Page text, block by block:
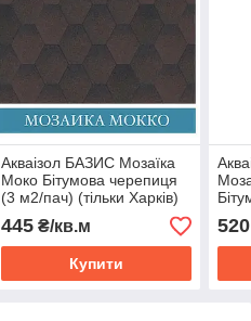
Акваізол БАЗИС Мозаїка
Моко Бітумова черепиця
(3 м2/пач) (тільки Харків)
445₴/кв.м
Купити
пач)
520